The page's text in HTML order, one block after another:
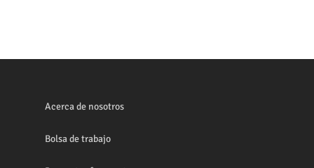
Acerca de nosotros
Bolsa de trabajo